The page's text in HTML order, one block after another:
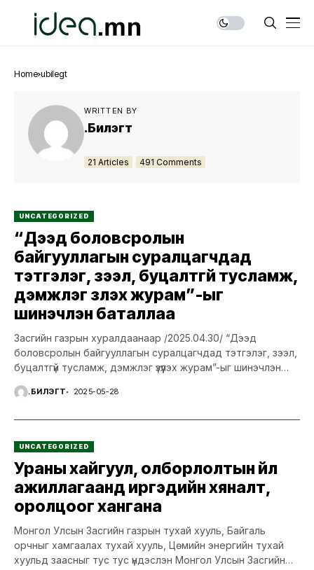
Home ubilegt
WRITTEN BY
Ү.Билэгт
21 Articles 491 Comments
UNCATEGORIZED
“Дээд боловсролын
байгууллагын суралцагчдад
тэтгэлэг, зээл, буцалтгүй тусламж,
дэмжлэг үзүүлэх журам”-ыг
шинэчлэн баталлаа
Засгийн газрын хуралдаанаар /2025.04.30/ “Дээд
боловсролын байгууллагын суралцагчдад тэтгэлэг, зээл,
буцалтгүй тусламж, дэмжлэг үзүүлэх журам”-ыг шинэчлэн
бүрийн...
Ү.БИЛЭГТ 2025-05-28
UNCATEGORIZED
Ураны хайгуул, олборлолтын үйл
ажиллагаанд иргэдийн хяналт,
оролцоог хангана
Монгол Улсын Засгийн газрын тухай хууль, Байгаль
орчныг хамгаалах тухай хууль, Цөмийн энергийн тухай
хуульд заасныг тус тус үндэслэн Монгол Улсын Засгийн